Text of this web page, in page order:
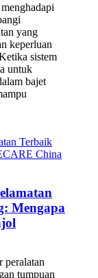
yang
keperluan
sistem
untuk
bajet
Mengapa
peralatan
tumpuan